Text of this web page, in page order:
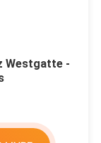
Westgatte -